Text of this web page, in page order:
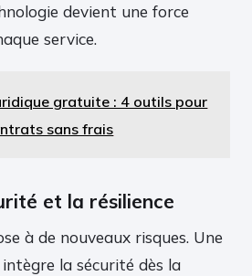
devient une force
service.
gratuite : 4 outils pour
sans frais
et la résilience
à de nouveaux risques. Une
la sécurité dès la